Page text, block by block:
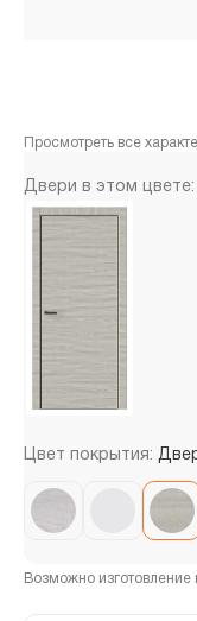
Просмотреть все
Двери в этом цвете:
Цвет покрытия:
Возможно